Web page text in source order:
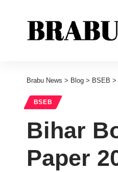
Brabu News > Blog > BSEB >
BSEB
Bihar
Paper